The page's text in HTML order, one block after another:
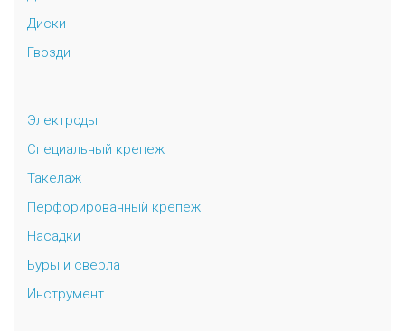
Диски
Гвозди
Электроды
Специальный крепеж
Такелаж
Перфорированный крепеж
Насадки
Буры и сверла
Инструмент